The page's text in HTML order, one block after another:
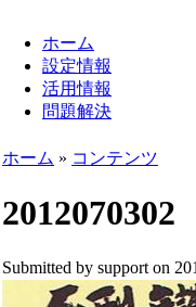
ホーム
設定情報
活用情報
問題解決
ホーム » コンテンツ
2012070302
Submitted by support on